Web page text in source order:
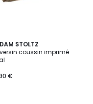
STOLTZ
coussin imprimé
€